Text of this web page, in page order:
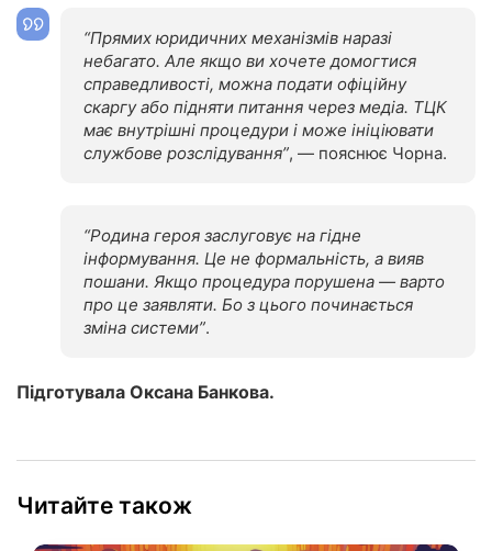
“Прямих юридичних механізмів наразі
небагато. Але якщо ви хочете домогтися
справедливості, можна подати офіційну
скаргу або підняти питання через медіа. ТЦК
має внутрішні процедури і може ініціювати
службове розслідування”, — пояснює Чорна.
“Родина героя заслуговує на гідне
інформування. Це не формальність, а вияв
пошани. Якщо процедура порушена — варто
про це заявляти. Бо з цього починається
зміна системи”.
Підготувала Оксана Банкова.
Читайте також